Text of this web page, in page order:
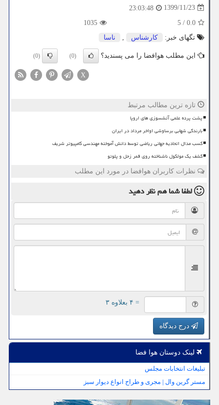
1399/11/23
23:03:48
0.0
/
5
1035
تگهای خبر:
كارشناس , ناسا
این مطلب هوافضا را می پسندید؟ (0)
(0)
X
تازه ترین مطالب مرتبط
پشت پرده علمی آتشسوزی های اروپا
بارندگی شهابی برساوشی اواخر مرداد در ایران
کسب مدال اتحادیه جهانی ریاضی توسط دانش آموخته مهندسی کامپیوتر شریف
کشف یک مولکول ناشناخته روی قمر زحل و پلوتو
نظرات کاربران هوافضا در مورد این مطلب
لطفا شما همنظر دهید
= ۴ بعلاوه ۳
درج دیدگاه
لینک دوستان هوا فضا
تبلیغات انتخابات مجلس
مستر گرین وال | مجری و طراح انواع دیوار سبز